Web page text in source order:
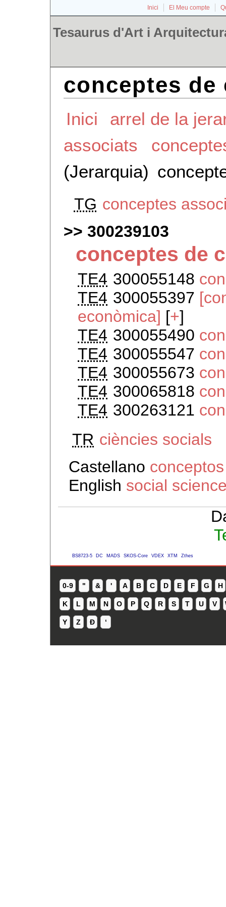
Inici El Meu compte
Tesaurus d'Art i
conceptes
Inici
arrel de la
associats
(Jerarquia)
TG conceptes
300239103
conceptes de
TE4 300055148
TE4 300055397
econòmica] [+]
TE4 300055490
TE4 300055547
TE4 300055673
TE4 300065818
TE4 300263121
TR ciències socials
Castellano
English social
BS8723-5 DC MADS SKOS-Core VDEX XTM Zthes
0-9 " & ' A B C D E F G H
K L M N O P Q R S T U V
Y Z Ð ʻ